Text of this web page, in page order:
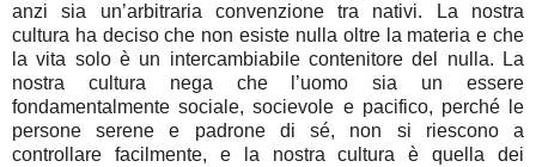
anzi sia un’arbitraria convenzione tra nativi. La nostra
cultura ha deciso che non esiste nulla oltre la materia e che
la vita solo è un intercambiabile contenitore del nulla. La
nostra cultura nega che l’uomo sia un essere
fondamentalmente sociale, socievole e pacifico, perché le
persone serene e padrone di sé, non si riescono a
controllare facilmente, e la nostra cultura è quella dei